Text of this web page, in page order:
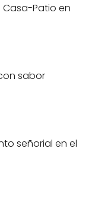
Patio en
sabor
señorial en el